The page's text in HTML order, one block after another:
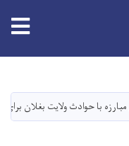
بغلان برای۱۵۰ خانواده بی‌جاشده کمک‌های غذایی توزیع کرد